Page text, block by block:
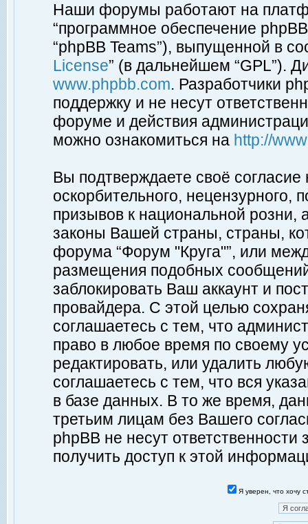
Наши форумы работают на
“программное обеспечение
“phpBB Teams”), выпущенной в
License” (в дальнейшем “GPL”).
www.phpbb.com. Разработчики
поддержку и не несут
форуме и действия
можно ознакомиться на http://
Вы подтверждаете своё
оскорбительного, нецензурного,
призывов к национальной
законы Вашей страны, страны,
форума “Форум "Круга"”, или
размещения подобных
заблокировать Ваш аккаунт и
провайдера. С этой целью
соглашаетесь с тем, что
право в любое время по своему
редактировать, или удалить
соглашаетесь с тем, что вся
в базе данных. В то же время,
третьим лицам без Вашего
phpBB не несут ответственности
получить доступ к этой
Я уверен, что хочу